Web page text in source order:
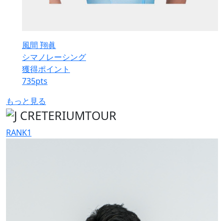
風間 翔眞
シマノレーシング
獲得ポイント
735pts
もっと見る
RANK1